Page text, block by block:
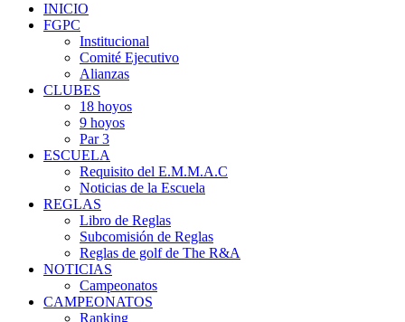
INICIO
FGPC
Institucional
Comité Ejecutivo
Alianzas
CLUBES
18 hoyos
9 hoyos
Par 3
ESCUELA
Requisito del E.M.M.A.C
Noticias de la Escuela
REGLAS
Libro de Reglas
Subcomisión de Reglas
Reglas de golf de The R&A
NOTICIAS
Campeonatos
CAMPEONATOS
Ranking